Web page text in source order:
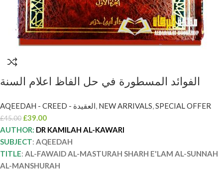
الفوائد المسطورة في حل الفاظ اعلام السنة
MASTURAH SHARH E’LAM AL-SUNNAH
AL-MANSHURAH
AQEEDAH - CREED - العقيدة, NEW ARRIVALS,SPECIAL OFFER
£45.00 £39.00
AUTHOR: DR KAMILAH AL-KAWARI
SUBJECT: AQEEDAH
TITLE: AL-FAWAID AL-MASTURAH SHARH E'LAM AL-SUNNAH
AL-MANSHURAH